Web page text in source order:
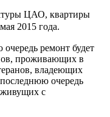
ЦАО, квартиры
2015 года.
ремонт будет
проживающих в
владеющих
очередь
живущих с